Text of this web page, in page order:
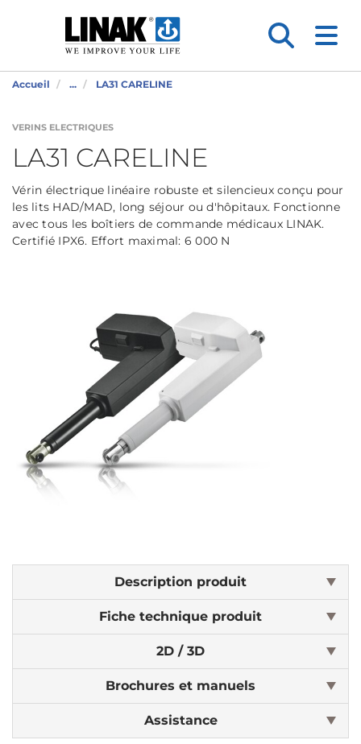
Accueil ... LA31 CARELINE
VERINS ELECTRIQUES
LA31 CARELINE
Vérin électrique linéaire robuste et silencieux conçu pour
les lits HAD/MAD, long séjour ou d'hôpitaux. Fonctionne
avec tous les boîtiers de commande médicaux LINAK.
Certifié IPX6. Effort maximal: 6 000 N
Description produit
Fiche technique produit
2D / 3D
Brochures et manuels
Assistance